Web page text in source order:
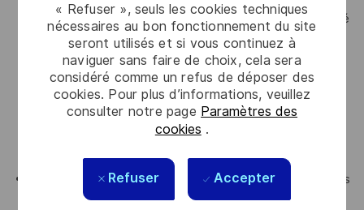
« Refuser », seuls les cookies techniques
nécessaires au bon fonctionnement du site
seront utilisés et si vous continuez à
naviguer sans faire de choix, cela sera
considéré comme un refus de déposer des
cookies. Pour plus d’informations, veuillez
consulter notre page Paramètres des
cookies .
Refuser Accepter
leurs Cas d’Usage en maximisant la fiabilité et la sécurité
pour nos clients. Vous serez aussi en charge d’optimiser
performances/coûts du build cloud: exécution
éphémère, caching, parallélisation, policy de rétention
(+bonnes pratiques FinOps) pour garantir la
compétitivité du build pour CortAIx et du run pour nos
Déployer, configurer et maintenir les éléments essentiels
aux opérations DevSecOps de nos équipes incluant la